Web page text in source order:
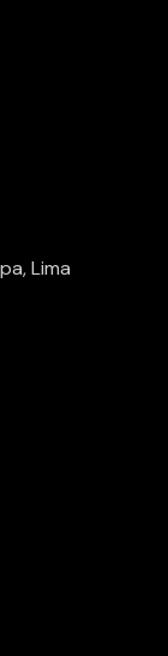
Lima